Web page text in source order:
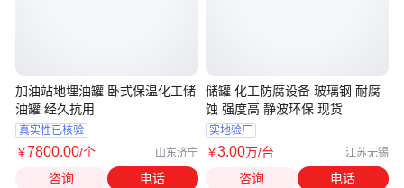
加油站地埋油罐 卧式保温化工储
油罐 经久抗用
真实性已核验
￥7800.00/个 山东济宁
咨询 电话
储罐 化工防腐设备 玻璃钢 耐腐
蚀 强度高 静波环保 现货
实地验厂
￥3.00万/台 江苏无锡
咨询 电话